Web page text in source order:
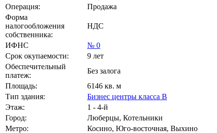
Операция:
Продажа
Форма
налогообложения
собственника:
НДС
ИФНС
№ 0
Срок окупаемости:
9 лет
Обеспечительный
платеж:
Без залога
Площадь:
6146 кв. м
Тип здания:
Бизнес центры класса B
Этаж:
1 - 4-й
Город:
Люберцы, Котельники
Метро:
Косино, Юго-восточная, Выхино